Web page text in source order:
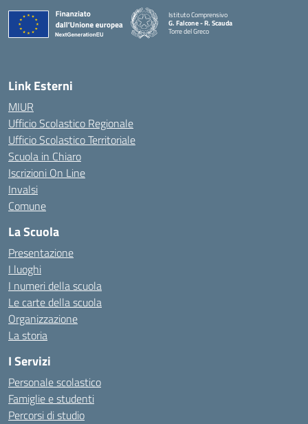
Istituto Comprensivo
G. Falcone - R. Scauda
Torre del Greco
Link Esterni
MIUR
Ufficio Scolastico Regionale
Ufficio Scolastico Territoriale
Scuola in Chiaro
Iscrizioni On Line
Invalsi
Comune
La Scuola
Presentazione
I luoghi
I numeri della scuola
Le carte della scuola
Organizzazione
La storia
I Servizi
Personale scolastico
Famiglie e studenti
Percorsi di studio